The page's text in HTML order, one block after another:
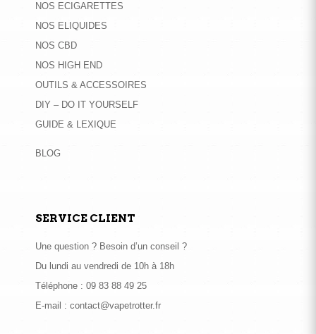
NOS ECIGARETTES
NOS ELIQUIDES
NOS CBD
NOS HIGH END
OUTILS & ACCESSOIRES
DIY – DO IT YOURSELF
GUIDE & LEXIQUE
BLOG
SERVICE CLIENT
Une question ? Besoin d’un conseil ?
Du lundi au vendredi de 10h à 18h
Téléphone : 09 83 88 49 25
E-mail : contact@vapetrotter.fr